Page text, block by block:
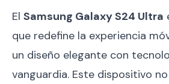
El Samsung Galaxy S24 Ultra
que redefine la experiencia
un diseño elegante con
vanguardia. Este dispositivo